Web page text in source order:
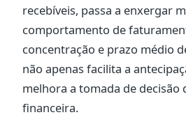
recebíveis, passa a enxergar
comportamento de
concentração e prazo médio
não apenas facilita a
melhora a tomada de decisão
financeira.